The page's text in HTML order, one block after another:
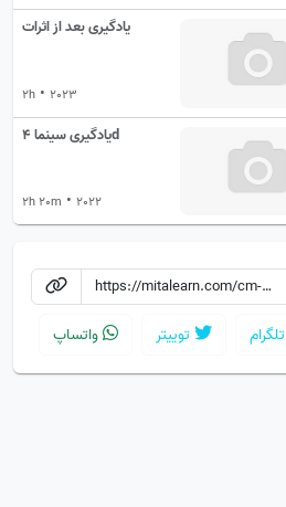
یادگیری بعد از اثرات
2h •2023
یادگیری سینما 4d
2h 20m •2022
تلگرام توییتر واتساپ